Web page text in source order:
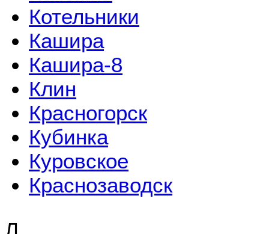
Котельники
Кашира
Кашира-8
Клин
Красногорск
Кубинка
Куровское
Краснозаводск